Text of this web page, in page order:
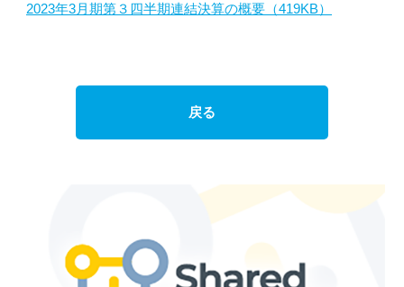
2023年3月期第３四半期連結決算の概要（419KB）
戻る